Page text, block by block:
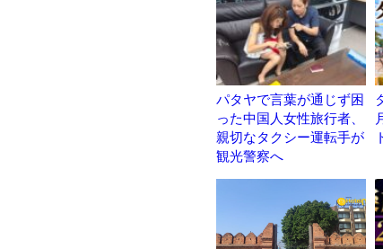
パタヤで言葉が通じず困
った中国人女性旅行者、
親切なタクシー運転手が
観光警察へ